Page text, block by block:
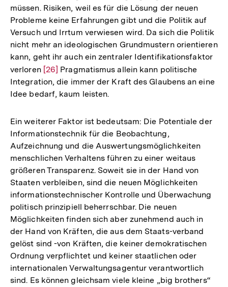
müssen. Risiken, weil es für die Lösung der neuen
Probleme keine Erfahrungen gibt und die Politik auf
Versuch und Irrtum verwiesen wird. Da sich die Politik
nicht mehr an ideologischen Grundmustern orientieren
kann, geht ihr auch ein zentraler Identifikationsfaktor
verloren Zur
Auflösung
der
[26] Pragmatismus allein kann politische
Integration, die immer der Kraft des Glaubens an eine
Idee bedarf, kaum leisten.
Ein weiterer Faktor ist bedeutsam: Die Potentiale der
Informationstechnik für die Beobachtung,
Aufzeichnung und die Auswertungsmöglichkeiten
menschlichen Verhaltens führen zu einer weitaus
größeren Transparenz. Soweit sie in der Hand von
Staaten verbleiben, sind die neuen Möglichkeiten
informationstechnischer Kontrolle und Überwachung
politisch prinzipiell beherrschbar. Die neuen
Möglichkeiten finden sich aber zunehmend auch in
der Hand von Kräften, die aus dem Staats-verband
gelöst sind -von Kräften, die keiner demokratischen
Ordnung verpflichtet und keiner staatlichen oder
internationalen Verwaltungsagentur verantwortlich
sind. Es können gleichsam viele kleine „big brothers“